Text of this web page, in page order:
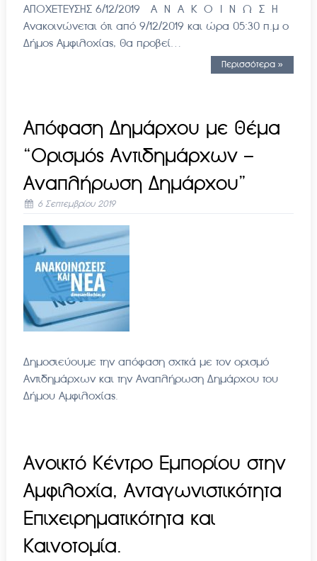
ΑΠΟΧΕΤΕΥΣΗΣ 6/12/2019 Α Ν Α Κ Ο Ι Ν Ω Σ Η
Ανακοινώνεται ότι από 9/12/2019 και ώρα 05:30 π.μ ο
Δήμος Αμφιλοχίας, θα προβεί…
Περισσότερα »
Απόφαση Δημάρχου με θέμα
“Ορισμός Αντιδημάρχων –
Αναπλήρωση Δημάρχου”
6 Σεπτεμβρίου 2019
Δημοσιεύουμε την απόφαση σχτκά με τον ορισμό
Αντιδημάρχων και την Αναπλήρωση Δημάρχου του
Δήμου Αμφιλοχίας.
Aνοικτό Kέντρο Eμπορίου στην
Αμφιλοχία, Ανταγωνιστικότητα
Επιχειρηματικότητα και
Καινοτομία.